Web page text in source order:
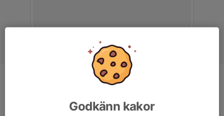
Godkänn kakor